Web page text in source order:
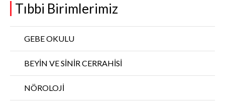
Tıbbi Birimlerimiz
GEBE OKULU
BEYİN VE SİNİR CERRAHİSİ
NÖROLOJİ